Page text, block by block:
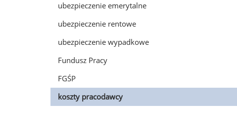
ubezpieczenie emerytalne
ubezpieczenie rentowe
ubezpieczenie wypadkowe
Fundusz Pracy
FGŚP
koszty pracodawcy